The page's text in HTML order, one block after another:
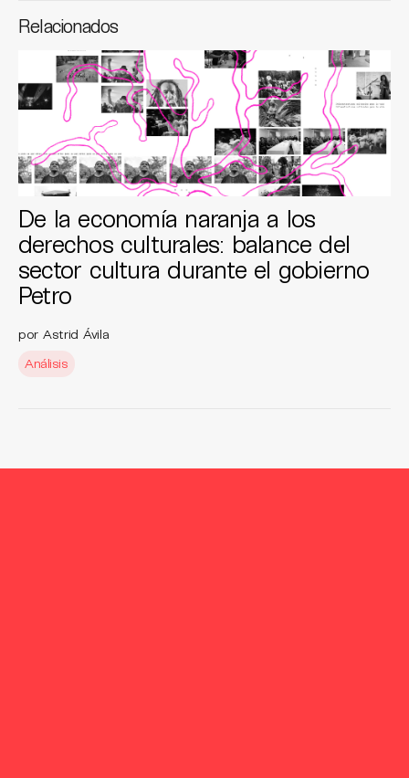
Relacionados
De la economía naranja a los
derechos culturales: balance del
sector cultura durante el gobierno
Petro
por Astrid Ávila
Análisis